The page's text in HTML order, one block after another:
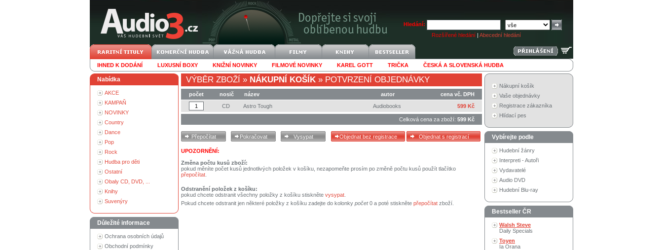
Hledání:
Rozšířené hledání | Abecední hledání
IHNED K DODÁNÍ LUXUSNÍ BOXY KNIŽNÍ NOVINKY FILMOVÉ NOVINKY KAREL GOTT TRIČKA ČESKÁ A SLOVENSKÁ HUDBA
Nabídka
AKCE
KAMPAŇ
NOVINKY
Country
Dance
Pop
Rock
Hudba pro děti
Ostatní
Obaly CD, DVD, ...
Knihy
Suvenýry
Důležité informace
Ochrana osobních údajů
Obchodní podmínky
VÝBĚR ZBOŽÍ » NÁKUPNÍ KOŠÍK » POTVRZENÍ OBJEDNÁVKY
počet nosič název autor
cena vč. DPH
CD
Astro Tough Audiobooks 599 Kč
Celková cena za zboží: 599 Kč
UPOZORNĚNÍ:
Změna počtu kusů zboží:
pokud měníte počet kusů jednotlivých položek v košíku, nezapomeňte prosím po změně počtu kusů použít tlačítko
přepočítat
Odstranění položek z košíku:
pokud chcete odstranit všechny položky z košíku stiskněte vysypat
Pokud chcete odstranit jen některé položky z košíku zadejte do kolonky počet0 a poté stiskněte přepočítat zboží.
Nákupní košík
Vaše objednávky
Registrace zákazníka
Hlídací pes
Vybírejte podle
Hudební žánry
Interpreti - Autoři
Vydavatelé
Audio DVD
Hudební Blu-ray
Bestseller ČR
Walsh Steve
Daily Specials
Toyen
Ia Orana